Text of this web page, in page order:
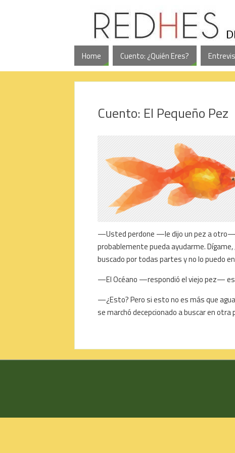
Home Cuento: ¿Quién Eres?
Cuento: El Pequeño Pez
—Usted perdone —le dijo un pez a otro—.
probablemente pueda ayudarme.
buscado por todas partes y no lo puedo
—El Océano —respondió el viejo pez—
—¿Esto? Pero si esto no es más que
se marchó decepcionado a buscar en otra